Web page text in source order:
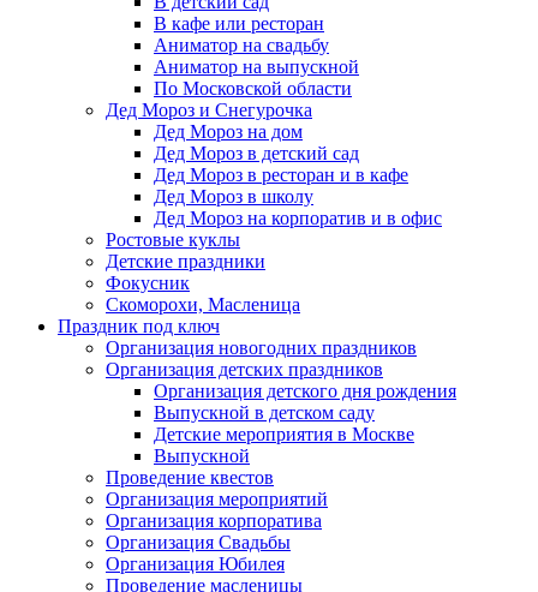
В кафе или ресторан
Аниматор на свадьбу
Аниматор на выпускной
По Московской области
Дед Мороз и Снегурочка
Дед Мороз на дом
Дед Мороз в детский сад
Дед Мороз в ресторан и в кафе
Дед Мороз в школу
Дед Мороз на корпоратив и в офис
Ростовые куклы
Детские праздники
Фокусник
Скоморохи, Масленица
Праздник под ключ
Организация новогодних праздников
Организация детских праздников
Организация детского дня рождения
Выпускной в детском саду
Детские мероприятия в Москве
Выпускной
Проведение квестов
Организация мероприятий
Организация корпоратива
Организация Свадьбы
Организация Юбилея
Проведение масленицы